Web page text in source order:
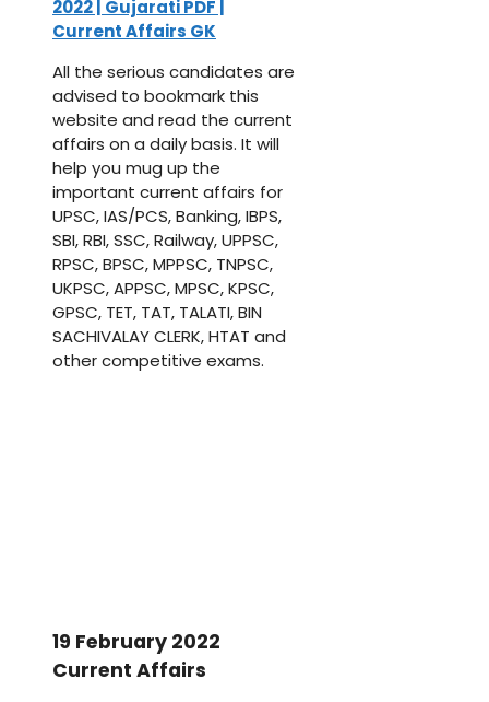
2022 | Gujarati PDF |
Current Affairs GK
All the serious candidates are
advised to bookmark this
website and read the current
affairs on a daily basis. It will
help you mug up the
important current affairs for
UPSC, IAS/PCS, Banking, IBPS,
SBI, RBI, SSC, Railway, UPPSC,
RPSC, BPSC, MPPSC, TNPSC,
UKPSC, APPSC, MPSC, KPSC,
GPSC, TET, TAT, TALATI, BIN
SACHIVALAY CLERK, HTAT and
other competitive exams.
19 February 2022
Current Affairs